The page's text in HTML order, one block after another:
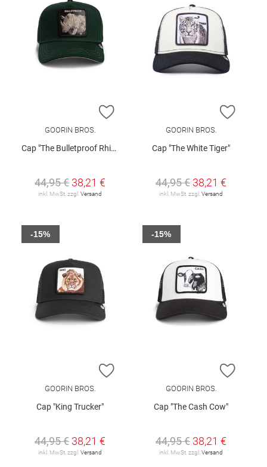
ZUR WUNSCHLISTE HINZUFÜGEN
GOORIN BROS.
Cap "The Bulletproof Rhino"
44,95 € 38,21 €
inkl. MwSt. zzgl.Versand
ZUR
GOORIN BROS.
Cap "The White Tiger"
44,95 € 38,21 €
inkl. MwSt. zzgl.Versand
ZUR WUNSCHLISTE HINZUFÜGEN
GOORIN BROS.
Cap "King Trucker"
44,95 € 38,21 €
inkl. MwSt. zzgl. Versand
-15%
ZUR
GOORIN BROS.
Cap "The Cash Cow"
44,95 € 38,21 €
inkl. MwSt. zzgl. Versand
-15%